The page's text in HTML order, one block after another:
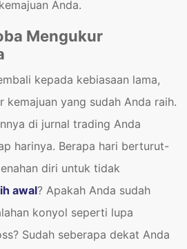
Anda.
Mengukur
kepada kebiasaan lama,
kemajuan yang sudah Anda raih.
di jurnal trading Anda
harinya. Berapa hari berturut-
diri untuk tidak
awal? Apakah Anda sudah
konyol seperti lupa
Sudah seberapa dekat Anda